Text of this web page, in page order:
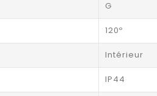
G
120º
Intérieur
IP44